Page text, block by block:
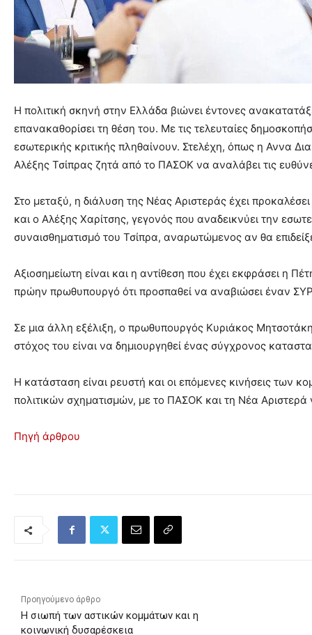
Η πολιτική σκηνή στην Ελλάδα βιώνει έντονες
επανακαθορίσει τη θέση του. Με τις τελευταίες
εσωτερικής κριτικής πληθαίνουν. Στελέχη, όπως η Αννα
Αλέξης Τσίπρας ζητά από το ΠΑΣΟΚ να αναλάβει τις
Στο μεταξύ, η διάλυση της Νέας Αριστεράς έχει
και ο Αλέξης Χαρίτσης, γεγονός που αναδεικνύει την
συναισθηματισμό του Τσίπρα, αναρωτώμενος αν θα
Αξιοσημείωτη είναι και η αντίθεση που έχει εκφράσει η
πρώην πρωθυπουργό ότι προσπαθεί να αναβιώσει έναν
Σε μια άλλη εξέλιξη, ο πρωθυπουργός Κυριάκος
στόχος του είναι να δημιουργηθεί ένας σύγχρονος
Η κατάσταση είναι ρευστή και οι επόμενες κινήσεις των
πολιτικών σχηματισμών, με το ΠΑΣΟΚ και τη Νέα Αριστερά
Πηγή άρθρου
Προηγούμενο άρθρο
Η σιωπή των αστικών κομμάτων και η
κοινωνική δυσαρέσκεια